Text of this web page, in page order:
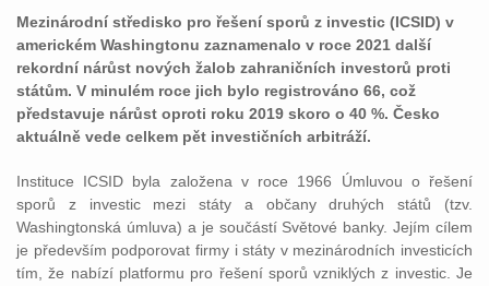
Mezinárodní středisko pro řešení sporů z investic (ICSID) v
americkém Washingtonu zaznamenalo v roce 2021 další
rekordní nárůst nových žalob zahraničních investorů proti
státům. V minulém roce jich bylo registrováno 66, což
představuje nárůst oproti roku 2019 skoro o 40 %. Česko
aktuálně vede celkem pět investičních arbitráží.
Instituce ICSID byla založena v roce 1966 Úmluvou o řešení
sporů z investic mezi státy a občany druhých států (tzv.
Washingtonská úmluva) a je součástí Světové banky. Jejím cílem
je především podporovat firmy i státy v mezinárodních investicích
tím, že nabízí platformu pro řešení sporů vzniklých z investic. Je